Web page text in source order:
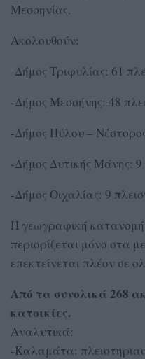
Μεσσηνίας.
Ακολουθούν:
-Δήμος Τριφυλίας: 61
-Δήμος Μεσσήνης: 48
-Δήμος Πύλου –
-Δήμος Δυτικής Μάνης: 9
-Δήμος Οιχαλίας: 9
Η γεωγραφική κατανομή
περιορίζεται μόνο στα
επεκτείνεται πλέον σε
Από τα συνολικά 268
κατοικίες.
Αναλυτικά:
-Καλαμάτα: